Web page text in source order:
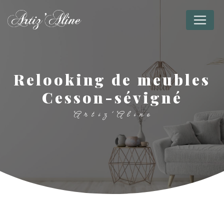
relooking de meubles
Cesson-sévigné
Artiz'Aline